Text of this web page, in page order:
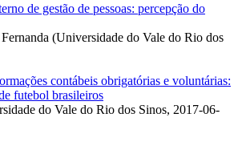
de gestão de pessoas: percepção do
(Universidade do Vale do Rio dos
contábeis obrigatórias e voluntárias:
futebol brasileiros
do Vale do Rio dos Sinos, 2017-06-